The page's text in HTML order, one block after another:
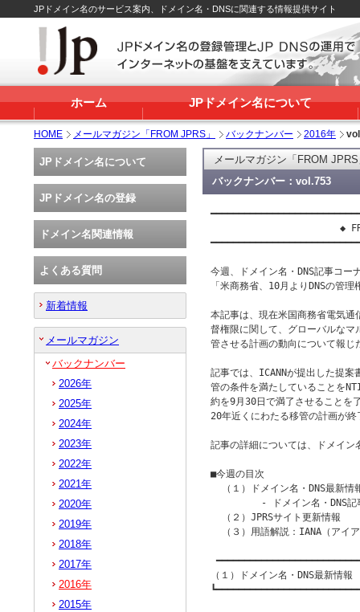
JPドメイン名のサービス案内、ドメイン名・DNSに関連する情報提供サイト
ホーム JPドメイン名について
HOME メールマガジン「FROM JPRS」 バックナンバー 2016年
メールマガジン「FROM
バックナンバー：vol.753
◆
今週、ドメイン名・DNS記事コー
「米商務省、10月よりDNSの管
本記事は、現在米国商務省電気
督権限に関して、グローバルな
管させる計画の動向について報じ
記事では、ICANNが提出した提
管の条件を満たしていることを
約を9月30日で満了させることを
20年近くにわたる移管の計画が
記事の詳細については、ドメイン
■今週の目次
（１）ドメイン名・DNS最新情
- ドメイン名・DNS記
  （２）JPRSサイト更新情報
（３）用語解説：IANA（アイ
（１）ドメイン名・DNS最新情報
JPドメイン名について
JPドメイン名の登録
ドメイン名関連情報
よくある質問
新着情報
メールマガジン
バックナンバー
2026年
2025年
2024年
2023年
2022年
2021年
2020年
2019年
2018年
2017年
2016年
2015年